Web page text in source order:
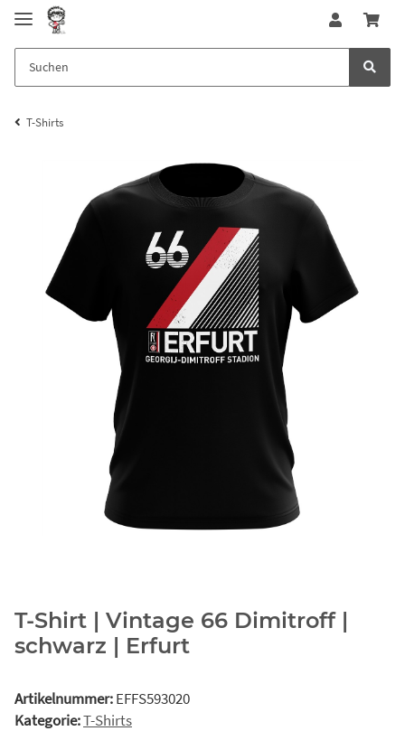
T-Shirts
T-Shirt | Vintage 66 Dimitroff |
schwarz | Erfurt
Artikelnummer:EFFS593020
Kategorie:T-Shirts